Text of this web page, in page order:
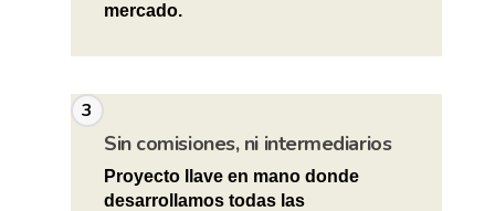
mercado.
3
Sin comisiones, ni intermediarios
Proyecto llave en mano donde
desarrollamos todas las